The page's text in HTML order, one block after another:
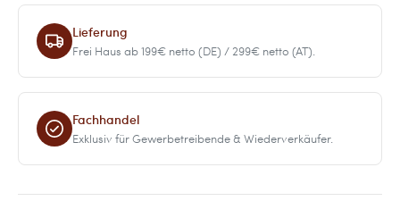
Lieferung
Frei Haus ab 199€ netto (DE) / 299€ netto (AT).
Fachhandel
Exklusiv für Gewerbetreibende & Wiederverkäufer.